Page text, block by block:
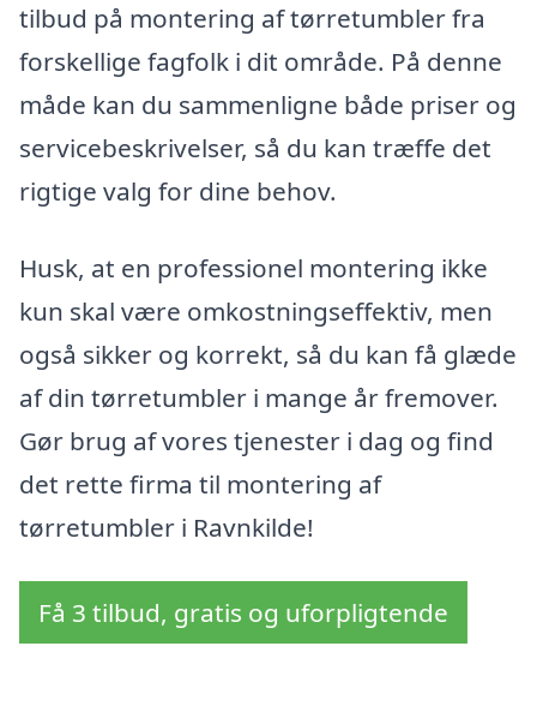
tilbud på montering af tørretumbler fra
forskellige fagfolk i dit område. På denne
måde kan du sammenligne både priser og
servicebeskrivelser, så du kan træffe det
rigtige valg for dine behov.
Husk, at en professionel montering ikke
kun skal være omkostningseffektiv, men
også sikker og korrekt, så du kan få glæde
af din tørretumbler i mange år fremover.
Gør brug af vores tjenester i dag og find
det rette firma til montering af
tørretumbler i Ravnkilde!
Få 3 tilbud, gratis og uforpligtende